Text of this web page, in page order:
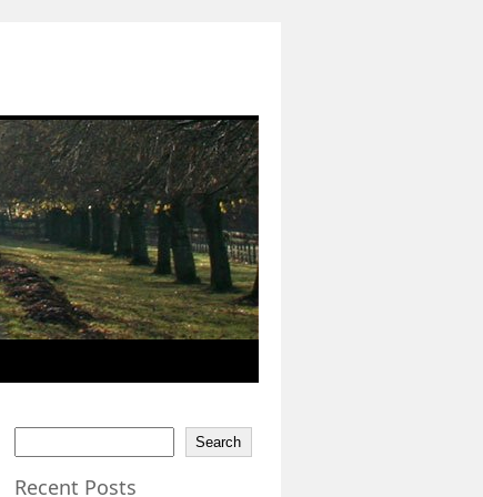
Search
Recent Posts